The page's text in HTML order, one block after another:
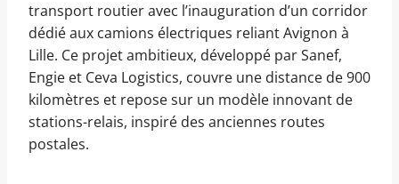
transport routier avec l’inauguration d’un corridor
dédié aux camions électriques reliant Avignon à
Lille. Ce projet ambitieux, développé par Sanef,
Engie et Ceva Logistics, couvre une distance de 900
kilomètres et repose sur un modèle innovant de
stations-relais, inspiré des anciennes routes
postales.